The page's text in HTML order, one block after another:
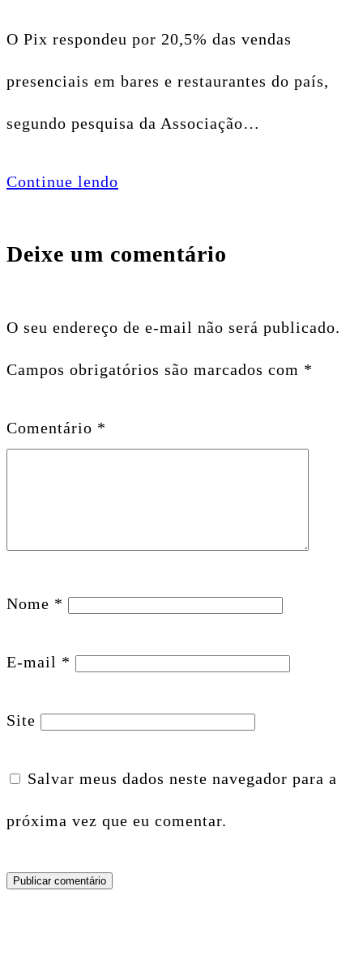
O Pix respondeu por 20,5% das vendas
presenciais em bares e restaurantes do país,
segundo pesquisa da Associação…
Continue lendo
Deixe um comentário
O seu endereço de e-mail não será publicado.
Campos obrigatórios são marcados com *
Comentário *
Nome *
E-mail *
Site
Salvar meus dados neste navegador para a
próxima vez que eu comentar.